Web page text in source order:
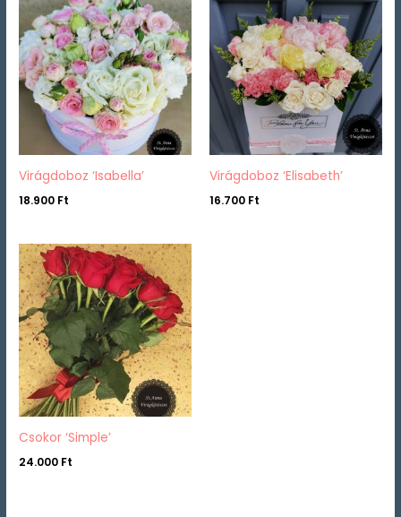
Virágdoboz ‘Isabella’
18.900 Ft
Virágdoboz ‘Elisabeth’
16.700 Ft
Csokor ‘Simple’
24.000 Ft